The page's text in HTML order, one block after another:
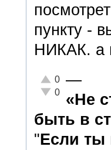
пункту -
НИКАК. а
Отлично!
0
Неадекватно!
0
—
«Не
быть в
"Если ты